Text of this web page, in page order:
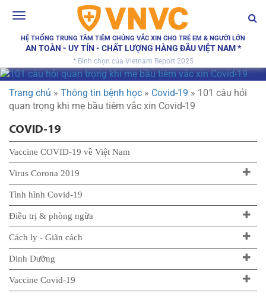
Toggle
HỆ THỐNG TRUNG TÂM TIÊM CHỦNG VẮC XIN CHO TRẺ EM & NGƯỜI LỚN
AN TOÀN - UY TÍN - CHẤT LƯỢNG HÀNG ĐẦU VIỆT NAM *
* Bình chọn của Vietnam Report 2025
Trang chủ » Thông tin bệnh học » Covid-19 » 101 câu hỏi
quan trọng khi mẹ bầu tiêm vắc xin Covid-19
COVID-19
Vaccine COVID-19 về Việt Nam
Virus Corona 2019
Tình hình Covid-19
Điều trị & phòng ngừa
Cách ly - Giãn cách
Dinh Dưỡng
Vaccine Covid-19